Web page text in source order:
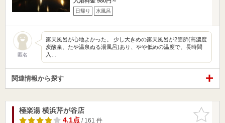
日帰り 水風呂
匿名
露天風呂が心地よかった。 少し大きめの露天風呂が2箇所(高濃度
炭酸泉、たや温泉ぬる湯風呂)あり、やや低めの温度で、長時間
入…
関連情報から探す
お気に入
りに追加
極楽湯 横浜芹が谷店
4.1点/ 161 件